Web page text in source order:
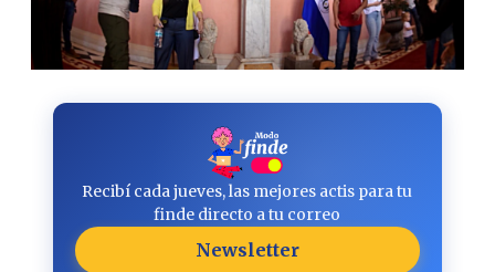
Recibí cada jueves, las mejores actis para tu
finde directo a tu correo
Newsletter